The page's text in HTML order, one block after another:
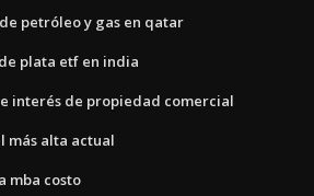
petróleo y gas en qatar
plata etf en india
interés de propiedad comercial
más alta actual
mba costo